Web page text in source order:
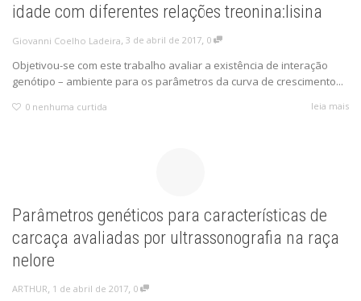
idade com diferentes relações treonina:lisina
Giovanni Coelho Ladeira, 3 de abril de 2017, 0
Objetivou-se com este trabalho avaliar a existência de interação
genótipo – ambiente para os parâmetros da curva de crescimento...
0 nenhuma curtida leia mais
Parâmetros genéticos para características de
carcaça avaliadas por ultrassonografia na raça
nelore
ARTHUR 1 de abril de 2017 0